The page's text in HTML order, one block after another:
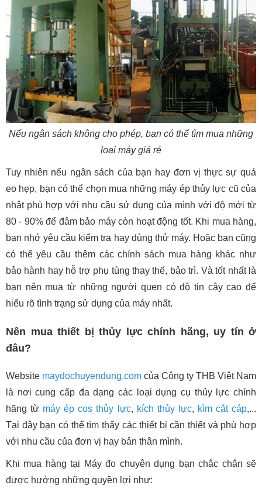
Nếu ngân sách không cho phép, bạn có thể tìm mua những
loại máy giá rẻ
Tuy nhiên nếu ngân sách của bạn hay đơn vị thực sự quá
eo hẹp, bạn có thể chọn mua những máy ép thủy lực cũ của
nhật phù hợp với nhu cầu sử dụng của mình với độ mới từ
80 - 90% để đảm bảo máy còn hoạt động tốt. Khi mua hàng,
bạn nhớ yêu cầu kiểm tra hay dùng thử máy. Hoặc bạn cũng
có thể yêu cầu thêm các chính sách mua hàng khác như
bảo hành hay hỗ trợ phụ tùng thay thế, bảo trì. Và tốt nhất là
bạn nên mua từ những người quen có độ tin cậy cao để
hiểu rõ tình trạng sử dụng của máy nhất.
Nên mua thiết bị thủy lực chính hãng, uy tín ở
đâu?
Website maydochuyendung.com của Công ty THB Việt Nam
là nơi cung cấp đa dạng các loại dụng cụ thủy lực chính
hãng từ máy ép cos thủy lực, kích thủy lực, kìm cắt cáp,...
Tại đây bạn có thể tìm thấy các thiết bị cần thiết và phù hợp
với nhu cầu của đơn vị hay bản thân mình.
Khi mua hàng tại Máy đo chuyên dụng bạn chắc chắn sẽ
được hưởng những quyền lợi như: